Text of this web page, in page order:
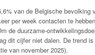
van de Belgische bevolking
per week contacten te
de duurzame-
dit cijfer niet dalen. De trend
van november 2025).